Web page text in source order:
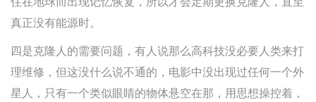
真正没有能源时。
四是克隆人的需要问题，有人说那么高科技没必要人类来打
理维修，但这没什么说不通的，电影中没出现过任何一个外
星人，只有一个类似眼睛的物体悬空在那，用思想操控着，